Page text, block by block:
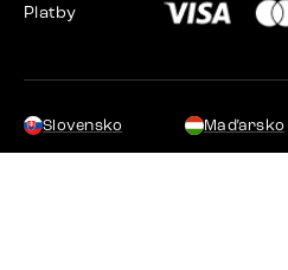
Platby
Slovensko Maďarsko